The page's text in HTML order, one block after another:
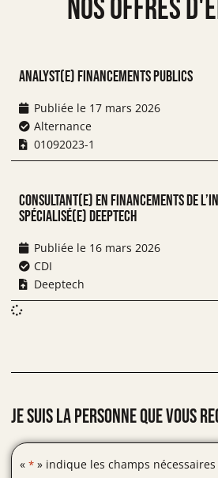
Nos offres
Il n’y a pas d’offres actuellement,
ci-dessous !
Analyst(e) financements publics
Publiée le 17 mars 2026
Alternance
01092023-1
Consultant(e) en Financements de
spécialisé(e) deeptech
Publiée le 16 mars 2026
CDI
Deeptech
je suis la personne que vous
«* » indique les champs nécessaires